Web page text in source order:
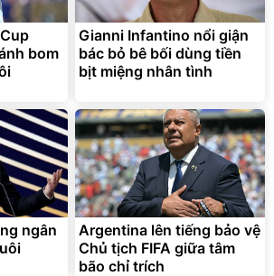
cấp,
Xe đạp điện trợ lực G-
Force C14 gấp gọn bỏ cốp
tiện lợi
9.900.000 đ
7.092.000 đ
Đang xem nhiều
G-FORCE VIETNA
bom
Gianni Infantino nổi giận
bác bỏ bê bối dùng tiền
bịt miệng nhân tình
ngân
Argentina lên tiếng bảo vệ
Chủ tịch FIFA giữa tâm
bão chỉ trích